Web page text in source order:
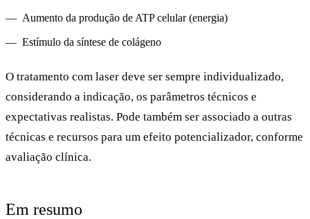
Aumento da produção de ATP celular (energia)
Estímulo da síntese de colágeno
O tratamento com laser deve ser sempre individualizado,
considerando a indicação, os parâmetros técnicos e
expectativas realistas. Pode também ser associado a outras
técnicas e recursos para um efeito potencializador, conforme
avaliação clínica.
Em resumo